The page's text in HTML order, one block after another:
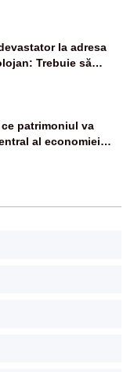
la adresa
Trebuie să
nu șținem omaneii
patrimoniul va
al economiei